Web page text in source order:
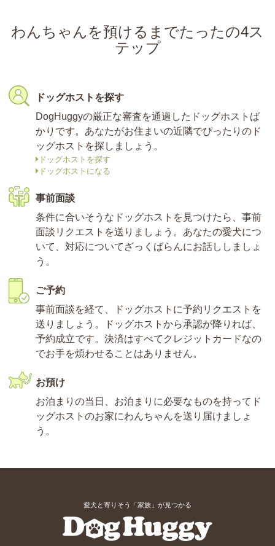
わんちゃんを預けるまでたったの4ス
テップ
ドッグホストを探す
DogHuggyの厳正な審査を通過したドッグホストば
かりです。あなたがお住まいの近隣でぴったりのド
ッグホストを探しましょう。
ドッグホストを探す
ドッグホストになる
事前面談
条件に合いそうなドッグホストを見つけたら、事前
面談リクエストを送りましょう。あなたの愛犬につ
いて、対応についてざっくばらんにお話ししましょ
う。
ご予約
事前面談を経て、ドッグホストに予約リクエストを
送りましょう。ドッグホストから承認が降りれば、
予約成立です。決済はすべてクレジットカードなの
でお手を煩わせることはありません。
お預け
お泊まりの当日、お泊まりに必要なものを持ってド
ッグホストのお家にわんちゃんを送り届けましょ
う。
愛犬と寄りそう「家族」が見つかる